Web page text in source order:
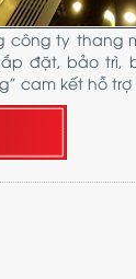
công ty thang
đặt, bảo trì,
cam kết hỗ